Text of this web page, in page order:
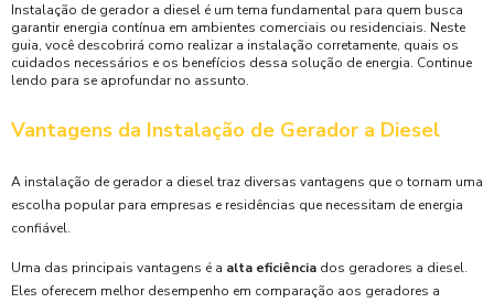
Instalação de gerador a diesel é um tema fundamental para quem busca
garantir energia contínua em ambientes comerciais ou residenciais. Neste
guia, você descobrirá como realizar a instalação corretamente, quais os
cuidados necessários e os benefícios dessa solução de energia. Continue
lendo para se aprofundar no assunto.
Vantagens da Instalação de Gerador a Diesel
A instalação de gerador a diesel traz diversas vantagens que o tornam uma
escolha popular para empresas e residências que necessitam de energia
confiável.
Uma das principais vantagens é a alta eficiência dos geradores a diesel.
Eles oferecem melhor desempenho em comparação aos geradores a